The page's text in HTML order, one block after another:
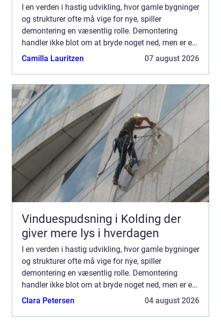
I en verden i hastig udvikling, hvor gamle bygninger
og strukturer ofte må vige for nye, spiller
demontering en væsentlig rolle. Demontering
handler ikke blot om at bryde noget ned, men er en
præcis og omhyggelig proces, der kr&aeli...
Camilla Lauritzen 07 august 2026
Vinduespudsning i Kolding der
giver mere lys i hverdagen
I en verden i hastig udvikling, hvor gamle bygninger
og strukturer ofte må vige for nye, spiller
demontering en væsentlig rolle. Demontering
handler ikke blot om at bryde noget ned, men er en
præcis og omhyggelig proces, der kr&aeli...
Clara Petersen 04 august 2026